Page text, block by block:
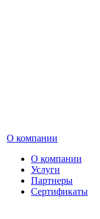
О компании
О компании
Услуги
Партнеры
Сертификаты